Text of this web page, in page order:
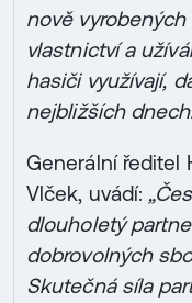
nově
vlastnictví a
hasiči využívají,
nejbližších
Generální ředitel
Vlček, uvádí:
dlouholetý
dobrovolných
Skutečná síla